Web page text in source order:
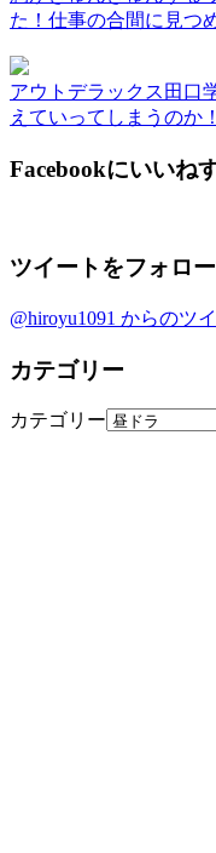
た！仕事の合間に見つ
アウトデラックス田口
えていってしまうのか
Facebookにいいね
ツイートをフォロ
@hiroyu1091 からのツ
カテゴリー
カテゴリー